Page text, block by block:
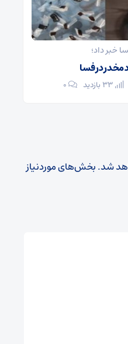
خبر داد؛
۰
شد.بخش‌های موردنیاز